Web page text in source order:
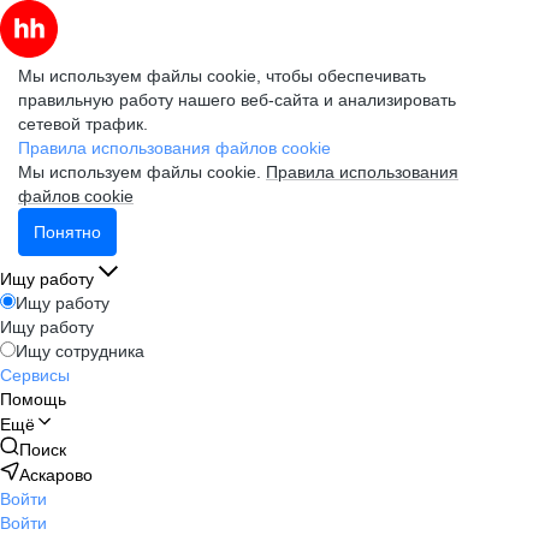
Мы используем файлы cookie, чтобы обеспечивать
правильную работу нашего веб-сайта и анализировать
сетевой трафик.
Правила использования файлов cookie
Мы используем файлы cookie. Правила использования
файлов cookie
Понятно
Ищу работу
Ищу работу
Ищу работу
Ищу сотрудника
Сервисы
Помощь
Ещё
Поиск
Аскарово
Войти
Войти